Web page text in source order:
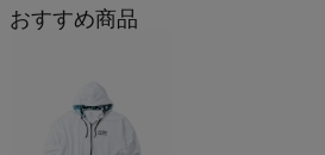
おすすめ商品